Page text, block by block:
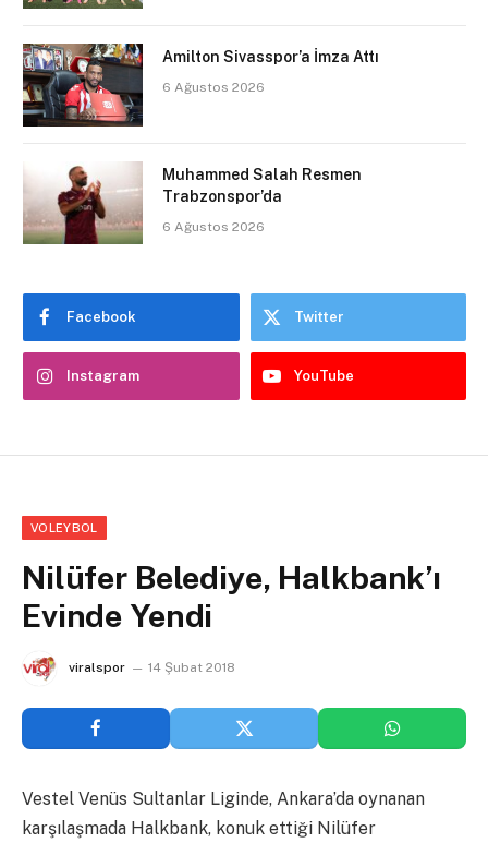
Amilton Sivasspor’a İmza Attı
6 Ağustos 2026
Muhammed Salah Resmen
Trabzonspor’da
6 Ağustos 2026
Facebook Twitter
Instagram YouTube
VOLEYBOL
Nilüfer Belediye, Halkbank’ı
Evinde Yendi
viralspor 14 Şubat 2018
Vestel Venüs Sultanlar Liginde, Ankara’da oynanan
karşılaşmada Halkbank, konuk ettiği Nilüfer